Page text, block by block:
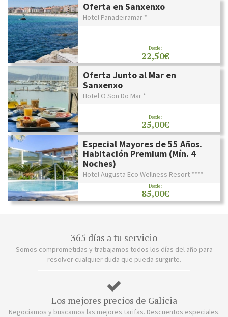
Oferta en Sanxenxo
Hotel Panadeiramar *
Desde:
22,50€
Oferta Junto al Mar en
Sanxenxo
Hotel O Son Do Mar *
Desde:
25,00€
Especial Mayores de 55 Años.
Habitación Premium (Mín. 4
Noches)
Hotel Augusta Eco Wellness Resort ****
Desde:
85,00€
365 días a tu servicio
Somos comprometidas y trabajamos todos los días del año para
resolver cualquier duda que pueda surgirte.
Los mejores precios de Galicia
Negociamos y buscamos las mejores tarifas. Descuentos especiales.